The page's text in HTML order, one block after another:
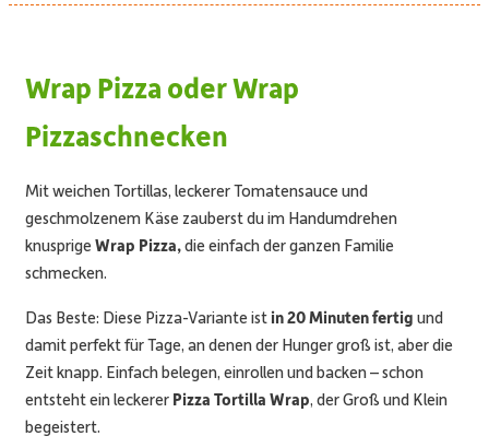
Wrap Pizza oder Wrap
Pizzaschnecken
Mit weichen Tortillas, leckerer Tomatensauce und
geschmolzenem Käse zauberst du im Handumdrehen
knusprige Wrap Pizza,die einfach der ganzen Familie
schmecken.
Das Beste: Diese Pizza-Variante ist in 20 Minuten fertig und
damit perfekt für Tage, an denen der Hunger groß ist, aber die
Zeit knapp. Einfach belegen, einrollen und backen – schon
entsteht ein leckerer Pizza Tortilla Wrap, der Groß und Klein
begeistert.